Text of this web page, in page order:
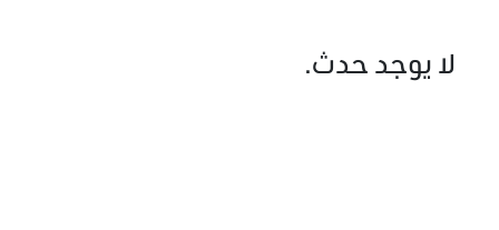
لا يوجد حدث.